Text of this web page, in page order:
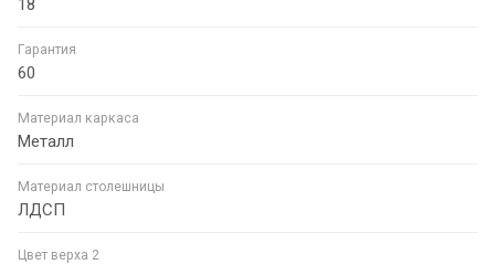
Гарантия
60
Материал каркаса
Металл
Материал столешницы
ЛДСП
Цвет верха 2